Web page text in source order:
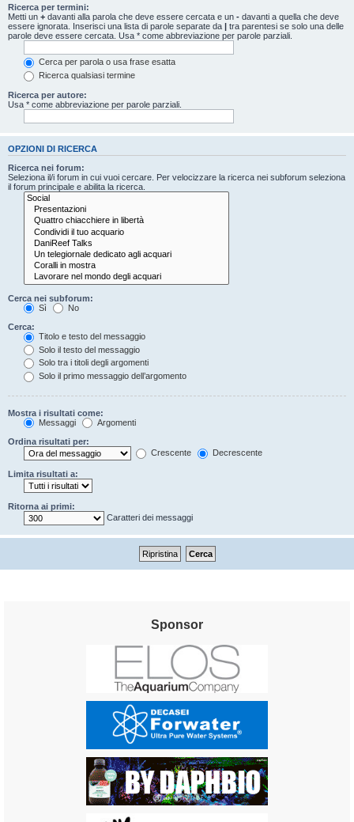
Ricerca per termini:
Metti un + davanti alla parola che deve essere cercata e un - davanti a quella che deve
essere ignorata. Inserisci una lista di parole separate da
tra parentesi se solo una delle
parole deve essere cercata. Usa * come abbreviazione per parole parziali.
Cerca per parola o usa frase esatta
Ricerca qualsiasi termine
Ricerca per autore:
Usa * come abbreviazione per parole parziali.
OPZIONI DI RICERCA
Ricerca nei forum:
Seleziona il/i forum in cui vuoi cercare. Per velocizzare la ricerca nei subforum seleziona
il forum principale e abilita la ricerca.
Cerca nei subforum:
Sì
No
Cerca:
Titolo e testo del messaggio
Solo il testo del messaggio
Solo tra i titoli degli argomenti
Solo il primo messaggio dell’argomento
Mostra i risultati come:
Messaggi
Argomenti
Ordina risultati per:
Crescente
Decrescente
Limita risultati a:
Ritorna ai primi:
Caratteri dei messaggi
Sponsor